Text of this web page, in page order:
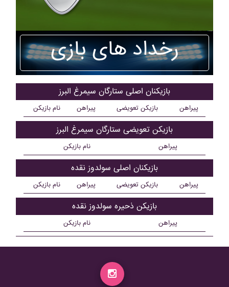
رخداد های بازی
بازیکنان اصلی ستارگان سيمرغ البرز
نام بازیکن پیراهن بازیکن تعویضی پیراهن
بازیکن تعویضی ستارگان سيمرغ البرز
نام بازیکن پیراهن
بازیکنان اصلی سولدوز نقده
نام بازیکن پیراهن بازیکن تعویضی پیراهن
بازیکن ذحیره سولدوز نقده
نام بازیکن پیراهن